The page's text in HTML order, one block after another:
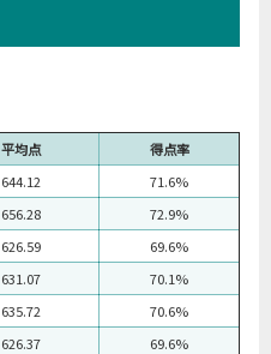
平均点
得点率
644.12
71.6%
656.28
72.9%
626.59
69.6%
631.07
70.1%
635.72
70.6%
626.37
69.6%